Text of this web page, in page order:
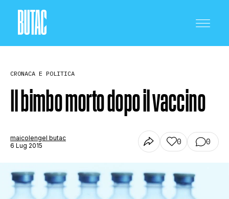
SCIENZA E TECNOLOGIA
CRONACA E POLITICA
Il bimbo morto dopo il vaccino
maicolengel butac
6 Lug 2015
0 0